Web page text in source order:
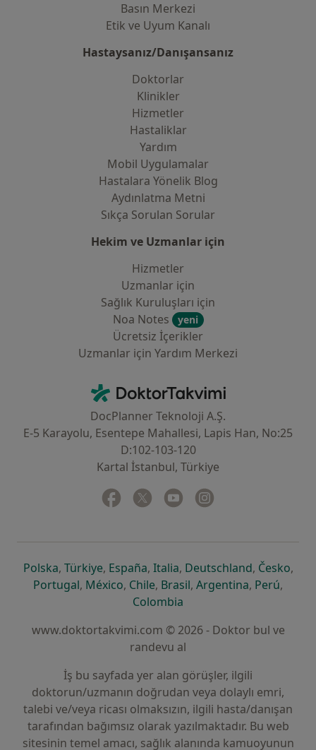
Basın Merkezi
Etik ve Uyum Kanalı
Hastaysanız/Danışansanız
Doktorlar
Klinikler
Hizmetler
Hastaliklar
Yardım
Mobil Uygulamalar
Hastalara Yönelik Blog
Aydınlatma Metni
Sıkça Sorulan Sorular
Hekim ve Uzmanlar için
Hizmetler
Uzmanlar için
Sağlık Kuruluşları için
Noa Notes
yeni
Ücretsiz İçerikler
Uzmanlar için Yardım Merkezi
DoktorTakvimi - Ana Sayfa
DocPlanner Teknoloji A.Ş.
E-5 Karayolu, Esentepe Mahallesi, Lapis Han, No:25
D:102-103-120
Kartal İstanbul, Türkiye
Facebook
yeni bir sekmede açılır
Twitter
yeni bir sekmede açılır
Youtube
yeni bir sekmede açılır
Polskayeni bir sekmede açılır
, Türkiyeyeni bir sekmede açılır
, Españayeni bir sekmede açılır
, Italiayeni bir sekmede açılır
, Deutschlandyeni bir
, Českoyeni
,
Portugalyeni bir sekmede açılır
, Méxicoyeni bir sekmede açılır
, Chileyeni bir sekmede açılır
, Brasilyeni bir sekmede açılır
, Argentinayeni bir
, Perúyeni
,
Colombia
www.doktortakvimi.com © 2026 - Doktor bul ve
randevu al
İş bu sayfada yer alan görüşler, ilgili
doktorun/uzmanın doğrudan veya dolaylı emri,
talebi ve/veya ricası olmaksızın, ilgili hasta/danışan
tarafından bağımsız olarak yazılmaktadır. Bu web
sitesinin temel amacı, sağlık alanında kamuoyunun